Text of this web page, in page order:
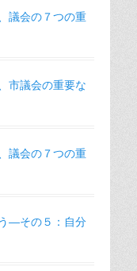
議会の７つの重
市議会の重要な
議会の７つの重
―その５：自分